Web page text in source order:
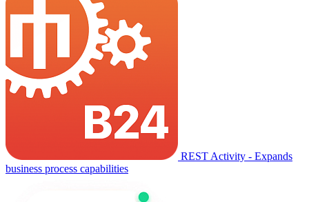
REST Activity - Expands
business process capabilities